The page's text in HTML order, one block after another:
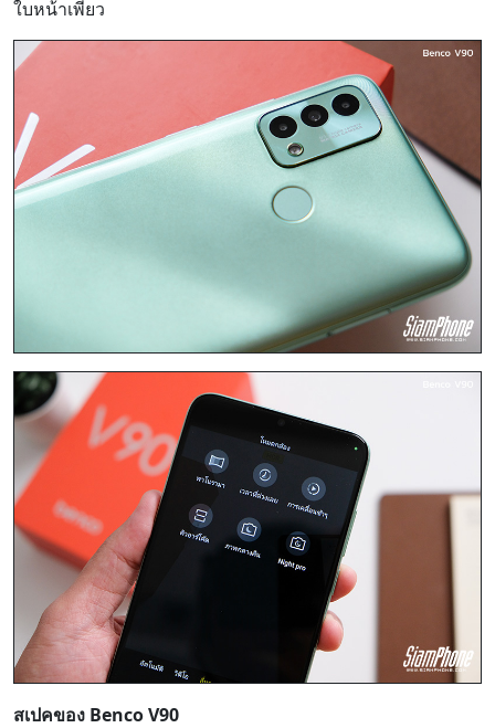
ใบหน้าเพียว
สเปคของ Benco V90